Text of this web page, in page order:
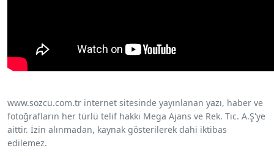
www.sozcu.com.tr internet sitesinde yayınlanan yazı, haber ve
fotoğrafların her türlü telif hakkı Mega Ajans ve Rek. Tic. A.Ş'ye
aittir. İzin alınmadan, kaynak gösterilerek dahi iktibas
edilemez.